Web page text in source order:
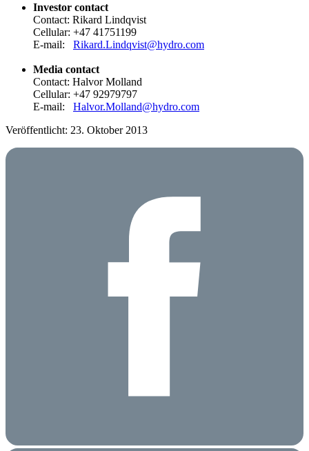
Investor contact
Contact: Rikard Lindqvist
Cellular: +47 41751199
E-mail: Rikard.Lindqvist@hydro.com
Media contact
Contact: Halvor Molland
Cellular: +47 92979797
E-mail: Halvor.Molland@hydro.com
Veröffentlicht: 23. Oktober 2013